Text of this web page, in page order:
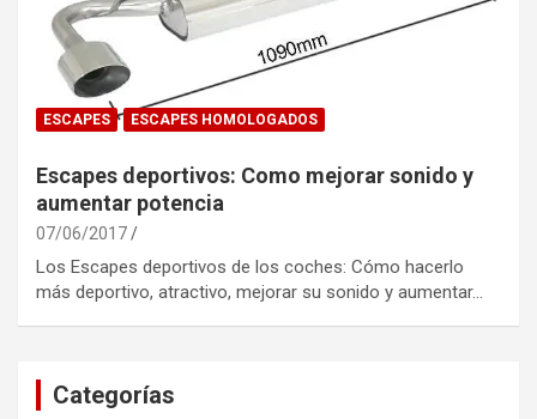
ESCAPES ESCAPES HOMOLOGADOS
Escapes deportivos: Como mejorar sonido y
aumentar potencia
07/06/2017
Los Escapes deportivos de los coches: Cómo hacerlo
más deportivo, atractivo, mejorar su sonido y aumentar…
Categorías